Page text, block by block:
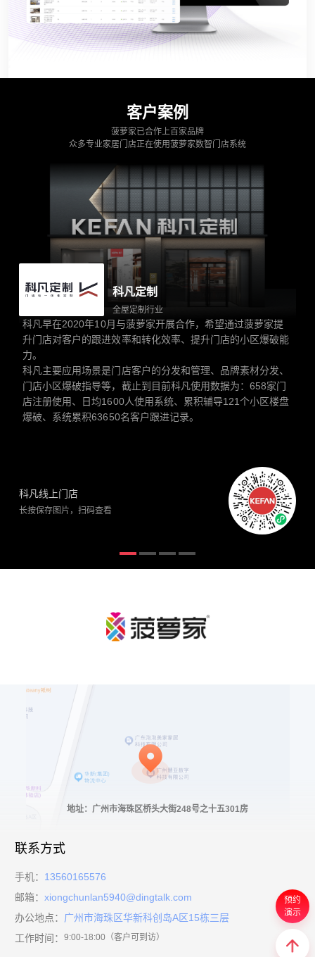
客户案例
菠萝家已合作上百家品牌
众多专业家居门店正在使用菠萝家数智门店系统
科凡定制
全屋定制行业
科凡早在2020年10月与菠萝家开展合作，希望通过菠萝家提
升门店对客户的跟进效率和转化效率、提升门店的小区爆破能
力。
科凡主要应用场景是门店客户的分发和管理、品牌素材分发、
门店小区爆破指导等，截止到目前科凡使用数据为：658家门
店注册使用、日均1600人使用系统、累积辅导121个小区楼盘
爆破、系统累积63650名客户跟进记录。
科凡线上门店
长按保存图片，扫码查看
地址：广州市海珠区桥头大街248号之十五301房
预约
演示
联系方式
手机： 13560165576
邮箱： xiongchunlan5940@dingtalk.com
办公地点： 广州市海珠区华新科创岛A区15栋三层
工作时间： 9:00-18:00（客户可到访）